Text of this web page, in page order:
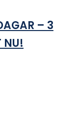
– 3
NU!